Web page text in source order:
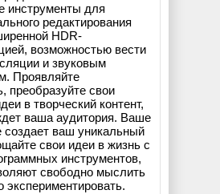
инструменты для
редактирования
HDR-
возможностью вести
и звуковым
Проявляйте
преобразуйте свои
в творческий контент,
ваша аудитория. Ваше
создает ваш уникальный
свои идеи в жизнь с
инструментов,
свободно мыслить
экспериментировать.